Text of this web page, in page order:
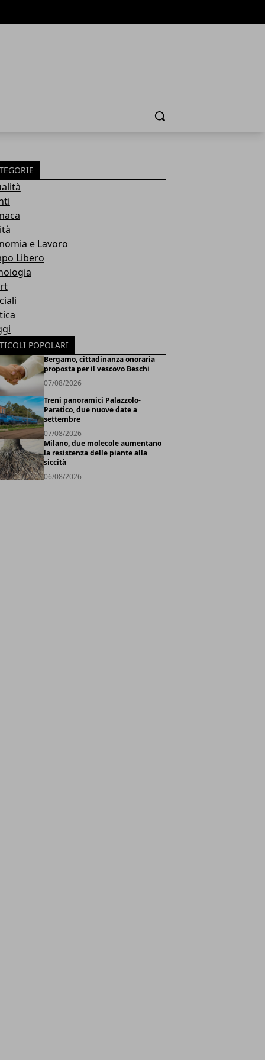
Cerca
e Lavoro
Libero
POPOLARI
Bergamo, cittadinanza onoraria
proposta per il vescovo Beschi
07/08/2026
Treni panoramici Palazzolo-
Paratico, due nuove date a
settembre
07/08/2026
Milano, due molecole aumentano
la resistenza delle piante alla
siccità
06/08/2026